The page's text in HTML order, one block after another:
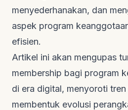
menyederhanakan, dan
aspek program
efisien.
Artikel ini akan mengupas
membership bagi program
di era digital, menyoroti
membentuk evolusi